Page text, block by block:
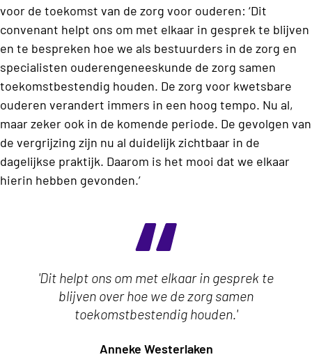
voor de toekomst van de zorg voor ouderen: ‘Dit
convenant helpt ons om met elkaar in gesprek te blijven
en te bespreken hoe we als bestuurders in de zorg en
specialisten ouderengeneeskunde de zorg samen
toekomstbestendig houden. De zorg voor kwetsbare
ouderen verandert immers in een hoog tempo. Nu al,
maar zeker ook in de komende periode. De gevolgen van
de vergrijzing zijn nu al duidelijk zichtbaar in de
dagelijkse praktijk. Daarom is het mooi dat we elkaar
hierin hebben gevonden.’
'Dit helpt ons om met elkaar in gesprek te
blijven over hoe we de zorg samen
toekomstbestendig houden.'
Anneke Westerlaken